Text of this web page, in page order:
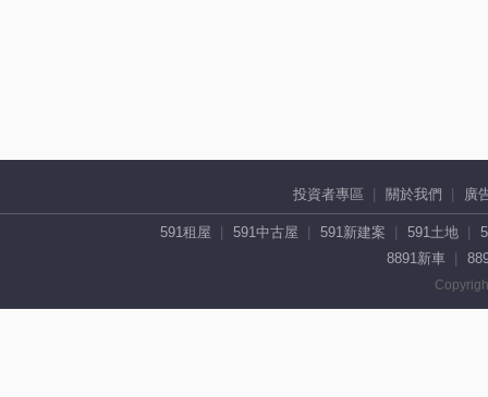
投資者專區 關於我們 廣
591租屋 591中古屋 591新建案 591土地
8891新車